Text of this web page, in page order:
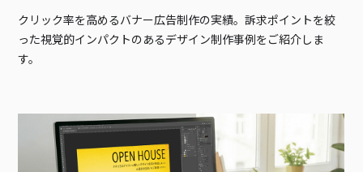
クリック率を高めるバナー広告制作の実績。訴求ポイントを絞
った視覚的インパクトのあるデザイン制作事例をご紹介しま
す。